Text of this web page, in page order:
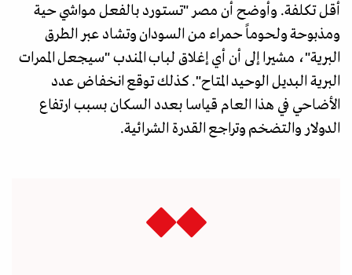
أقل تكلفة. وأوضح أن مصر "تستورد بالفعل مواشي حية
ومذبوحة ولحوماً حمراء من السودان وتشاد عبر الطرق
البرية"، مشيرا إلى أن أي إغلاق لباب المندب "سيجعل الممرات
البرية البديل الوحيد المتاح". كذلك توقع انخفاض عدد
الأضاحي في هذا العام قياسا بعدد السكان بسبب ارتفاع
الدولار والتضخم وتراجع القدرة الشرائية.